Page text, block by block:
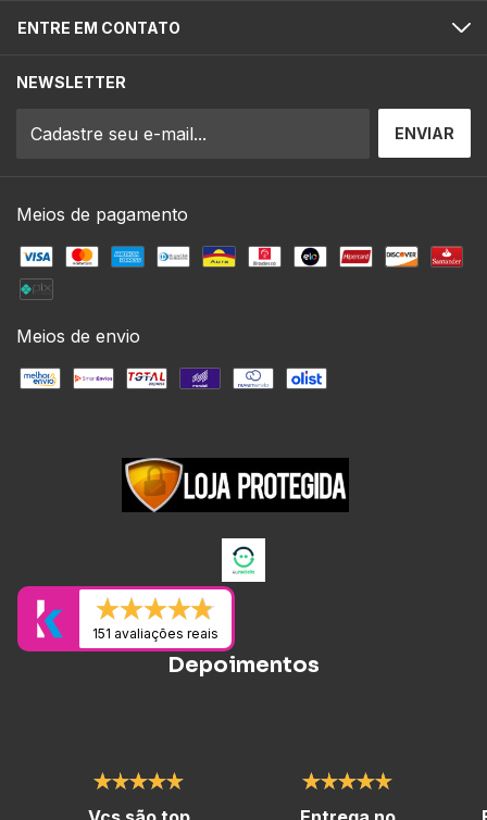
ENTRE EM CONTATO
NEWSLETTER
Meios de pagamento
Meios de envio
151 avaliações reais
Depoimentos